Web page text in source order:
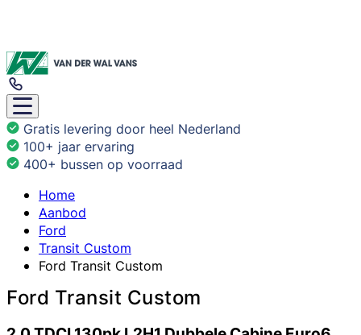
Gratis levering door heel Nederland
100+ jaar ervaring
400+ bussen op voorraad
Home
Aanbod
Ford
Transit Custom
Ford Transit Custom
Ford Transit Custom